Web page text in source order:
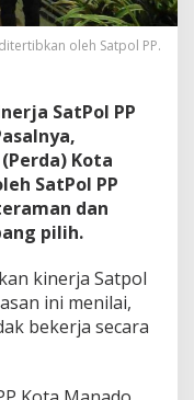
oleh Satpol PP.
SatPol PP
Kota
SatPol PP
dan
pilih.
kinerja Satpol
ini menilai,
bekerja secara